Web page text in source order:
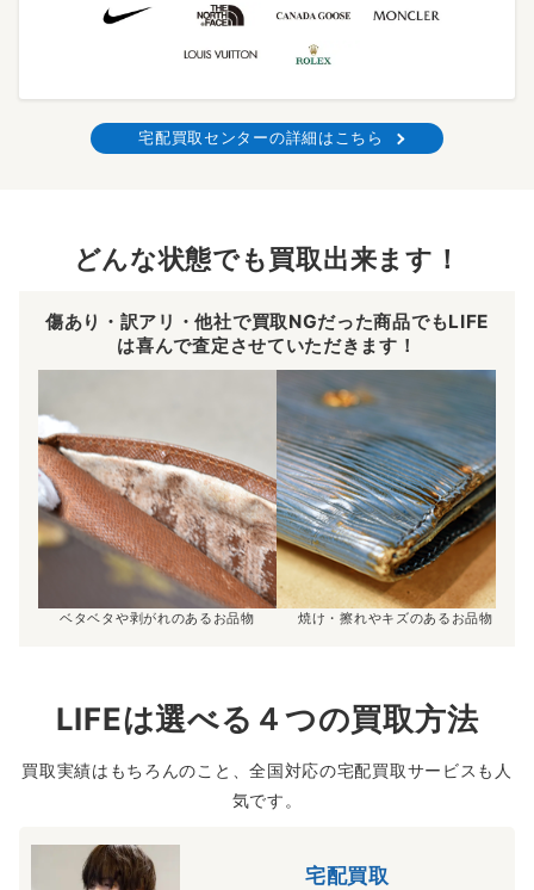
宅配買取センターの詳細はこちら
どんな状態でも買取出来ます！
傷あり・訳アリ・他社で買取NGだった商品でもLIFE
は喜んで査定させていただきます！
ベタベタや剥がれのあるお品物 焼け・擦れやキズのあるお品物
LIFEは選べる４つの買取方法
買取実績はもちろんのこと、全国対応の宅配買取サービスも人
気です。
宅配買取